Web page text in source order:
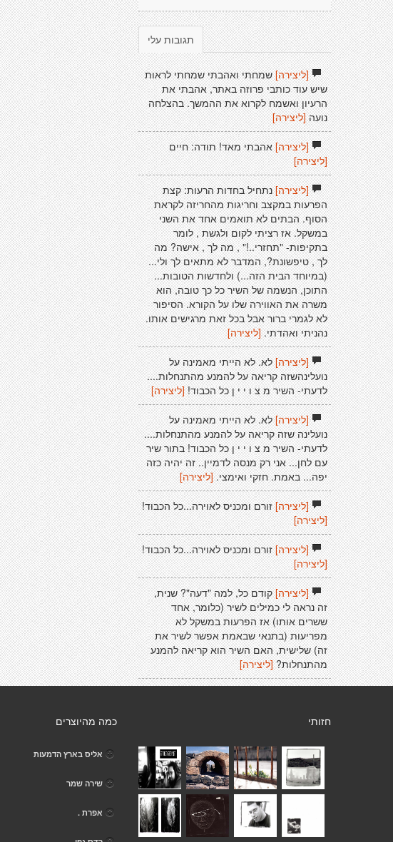
תגובות עלי
[ליצירה]שמחתי ואהבתי שמחתי לראות
שיש עוד כותבי פרוזה באתר, אהבתי את
הרעיון ואשמח לקרוא את ההמשך. בהצלחה
נועה [ליצירה]
[ליצירה]אהבתי מאד! תודה: חיים
[ליצירה]
[ליצירה]נתחיל בחדות הרעות: קצת
הפרעות במקצב וחריגות מהחריזה לקראת
הסוף. הבתים לא תואמים אחד את השני
במשקל. אז רציתי לקום ולגשת , לומר
בתקיפות- "תחזרי..!" , מה לך , אישה? מה
לך , טיפשונת?, המדבר לא מתאים לך ולי...
(במיוחד הבית הזה...) ולחדשות הטובות...
התוכן, הנשמה של השיר כל כך טובה, הוא
משרה את האווירה שלו על הקורא. הסיפור
לא לגמרי ברור אבל בכל זאת מרגישים אותו.
נהניתי ואהדתי. [ליצירה]
[ליצירה]לא. לא הייתי מאמינה על
נועלינהשזה קריאה על להמנע מהתנחלות....
לדעתי- השיר מ צ ו י י ן כל הכבוד! [ליצירה]
[ליצירה]לא. לא הייתי מאמינה על
נועלינה שזה קריאה על להמנע מהתנחלות....
לדעתי- השיר מ צ ו י י ן כל הכבוד! בתור שיר
עם לחן... אני רק מנסה לדמיין.. זה יהיה כזה
יפה... באמת. חזקי ואימצי. [ליצירה]
[ליצירה]זורם ומכניס לאוירה...כל הכבוד!
[ליצירה]
[ליצירה]זורם ומכניס לאוירה...כל הכבוד!
[ליצירה]
[ליצירה]קודם כל, למה "דעה"? שנית,
זה נראה לי כמילים לשיר (כלומר, אחד
ששרים אותו) אז הפרעות במשקל לא
מפריעות (בתנאי שבאמת אפשר לשיר את
זה) שלישית, האם השיר הוא קריאה להמנע
מהתנחלות?[ליצירה]
כמה מהיוצרים
אליס בארץ הדמעות
שירה שמר
אפרת .
חזותי